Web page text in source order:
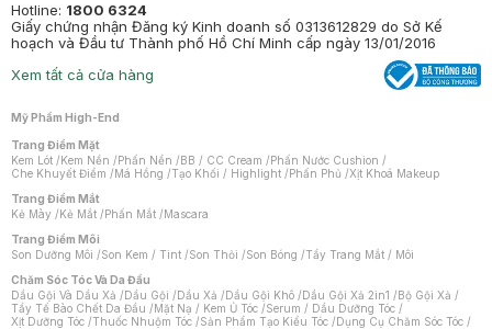
Hotline: 1800 6324
Giấy chứng nhận Đăng ký Kinh doanh số 0313612829 do Sở Kế
hoạch và Đầu tư Thành phố Hồ Chí Minh cấp ngày 13/01/2016
Xem tất cả cửa hàng
Mỹ Phẩm High-End
Trang Điểm Mặt
Kem Lót /Kem Nền /Phấn Nền /BB / CC Cream /Phấn Nước Cushion /
Che Khuyết Điểm /Má Hồng /Tạo Khối / Highlight /Phấn Phủ /Xịt Khoá Makeup
Trang Điểm Mắt
Kẻ Mày /Kẻ Mắt /Phấn Mắt /Mascara
Trang Điểm Môi
Son Dưỡng Môi /Son Kem / Tint /Son Thỏi /Son Bóng /Tẩy Trang Mắt / Môi
Chăm Sóc Tóc Và Da Đầu
Dầu Gội Và Dầu Xả /Dầu Gội /Dầu Xả /Dầu Gội Khô /Dầu Gội Xả 2in1 /Bộ Gội Xả /
Tẩy Tế Bào Chết Da Đầu /Mặt Nạ / Kem Ủ Tóc /Serum / Dầu Dưỡng Tóc /
Xịt Dưỡng Tóc /Thuốc Nhuộm Tóc /Sản Phẩm Tạo Kiểu Tóc /Dụng Cụ Chăm Sóc Tóc /